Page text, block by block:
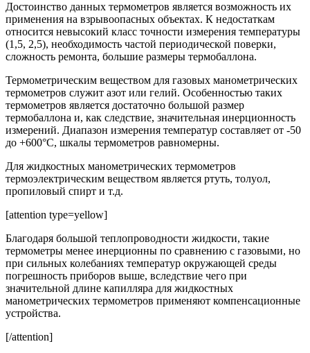
Достоинство данных термометров является возможность их
применения на взрывоопасных объектах. К недостаткам
относится невысокий класс точности измерения температуры
(1,5, 2,5), необходимость частой периодической поверки,
сложность ремонта, большие размеры термобаллона.
Термометрическим веществом для газовых манометрических
термометров служит азот или гелий. Особенностью таких
термометров является достаточно большой размер
термобаллона и, как следствие, значительная инерционность
измерений. Диапазон измерения температур составляет от -50
до +600°С, шкалы термометров равномерны.
Для жидкостных манометрических термометров
термоэлектрическим веществом является ртуть, толуол,
пропиловый спирт и т.д.
[attention type=yellow]
Благодаря большой теплопроводности жидкости, такие
термометры менее инерционны по сравнению с газовыми, но
при сильных колебаниях температур окружающей среды
погрешность приборов выше, вследствие чего при
значительной длине капилляра для жидкостных
манометрических термометров применяют компенсационные
устройства.
[/attention]